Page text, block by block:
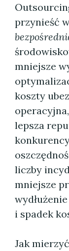
przynieść
mniejsze
koszty
lepsza
liczby
mniejsze
i spadek
Jak